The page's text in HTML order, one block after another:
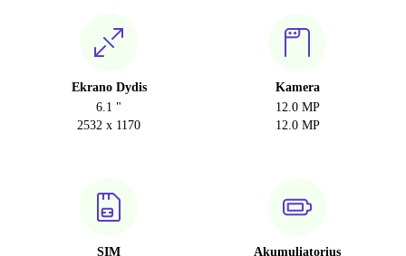
Ekrano Dydis
6.1 "
2532 x 1170
Kamera
12.0 MP
12.0 MP
SIM Akumuliatorius